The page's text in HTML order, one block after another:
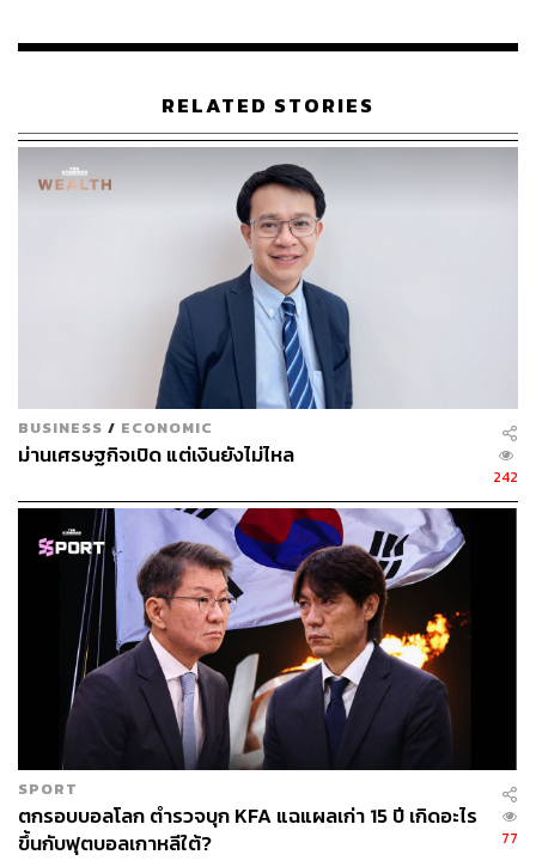
อุปสงค์ในประเทศจะยิ่งแผ่วลงในครึ่งหลังของปี อาจ
เห็นการลงทุนภาคเอกชนหดตัว และการบริโภค จะ
ชะลอตัวแรงขึ้นโดยเฉพาะไตรมาส 4 แผนการลงทุน
อาจชะลอออกไป ผลจากความไม่แน่นอนของนโยบาย
ภาษีนำเข้าสหรัฐฯ และอัตราภาษีตอบโต้ที่สหรัฐฯ เก็บ
ไทยที่อาจสูงกว่าประเทศคู่แข่ง โดยเฉพาะหากคู่แข่ง
สำคัญ
ถูกตั้งกำแพงภาษีสหรัฐฯ ต่ำกว่า การลงทุนจากต่างประเทศ
อาจถูกดึงดูดไปประเทศคู่แข่งแทนได้ นอกจากนี้ การที่
สหรัฐฯ-จีนมีข้อตกลงเก็บภาษีตอบโต้ในอัตราต่ำลงมากจากที่
เคยสูงกว่า 100% ในช่วง 1-2 เดือนก่อน อาจทำให้ปัจจัยดึงดูด
ให้เกิดการย้ายฐานการผลิตจากจีนมาส่งออกจากไทยไม่มาก
เช่นเดิม นอกจากนี้ การบริโภคภาคเอกชนจะแผ่วลงต่อเนื่อง
และจะชะลอลงแรงขึ้นในไตรมาส 4 ซึ่งเป็นช่วงที่เศรษฐกิจ
ไทยจะได้รับผลกระทบจากภาษีนำเข้าสหรัฐฯ เต็มที่ อาจ
ทำให้การจ้างงานลดลงตามมา ส่งผลต่อบรรยากาศการใช้
จ่ายในประเทศที่จะซบเซาลง ท่ามกลางความเชื่อมั่นผู้บริโภค
ที่ยังไม่ฟื้นตัวอยู่ก่อนแล้ว
RELATED STORIES
BUSINESS / ECONOMIC
ม่านเศรษฐกิจเปิด แต่เงินยังไม่ไหล
242
SPORT
ตกรอบบอลโลก ตำรวจบุก KFA แฉแผลเก่า 15 ปี เกิดอะไร
ขึ้นกับฟุตบอลเกาหลีใต้?
77